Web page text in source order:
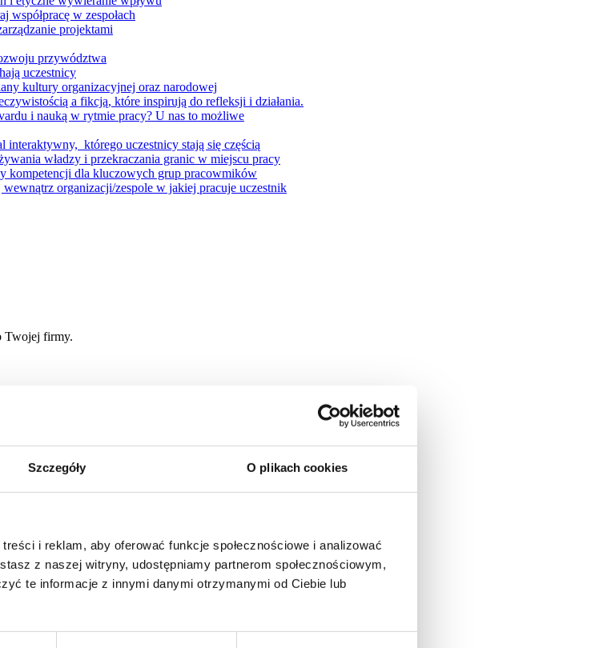
Szczegóły O plikach cookies
i reklam, aby oferować funkcje społecznościowe i analizować
z naszej witryny, udostępniamy partnerom społecznościowym,
te informacje z innymi danymi otrzymanymi od Ciebie lub
w zespołach
projektami
przywództwa
uczestnicy
kultury organizacyjnej oraz narodowej
a fikcją, które inspirują do refleksji i działania.
i nauką w rytmie pracy? U nas to możliwe
którego uczestnicy stają się częścią
władzy i przekraczania granic w miejscu pracy
kompetencji dla kluczowych grup pracowmików
organizacji/zespole w jakiej pracuje uczestnik
Twojej firmy.